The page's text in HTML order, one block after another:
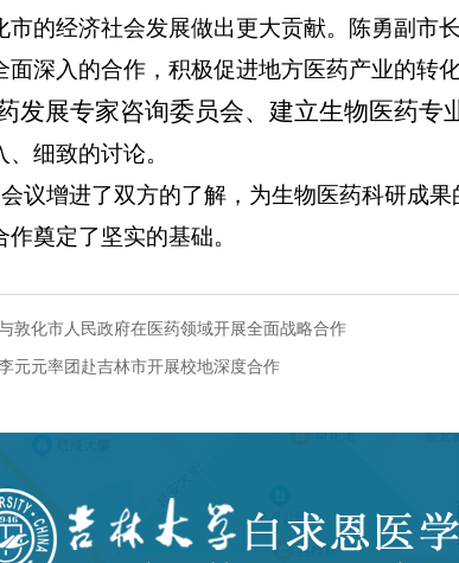
市的经济社会发展做出更大贡献。陈勇副市
面深入的合作，积极促进地方医药产业的转
发展专家咨询委员会、建立生物医药专
细致的讨论。
议增进了双方的了解，为生物医药科研成
作奠定了坚实的基础。
敦化市人民政府在医药领域开展全面战略合作
元元率团赴吉林市开展校地深度合作